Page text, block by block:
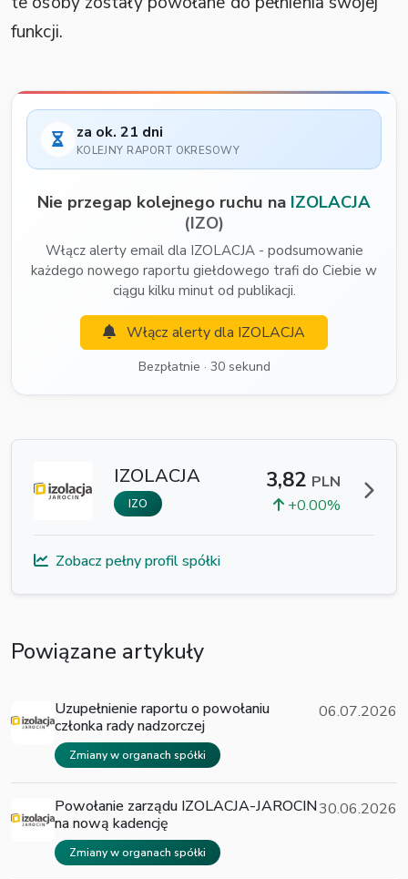
funkcji.
za ok. 21 dni
KOLEJNY RAPORT OKRESOWY
Nie przegap kolejnego ruchu na IZOLACJA
(IZO)
Włącz alerty email dla IZOLACJA - podsumowanie
każdego nowego raportu giełdowego trafi do Ciebie w
ciągu kilku minut od publikacji.
Włącz alerty dla IZOLACJA
Bezpłatnie · 30 sekund
IZOLACJA
IZO
3,82 PLN
+0.00%
Zobacz pełny profil spółki
Powiązane artykuły
Uzupełnienie raportu o powołaniu
członka rady nadzorczej
Zmiany w organach spółki
06.07.2026
Powołanie zarządu IZOLACJA-JAROCIN
na nową kadencję
Zmiany w organach spółki
30.06.2026